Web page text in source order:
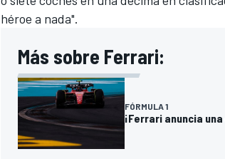
héroe a nada".
Más sobre Ferrari:
FÓRMULA 1
¡Ferrari anuncia